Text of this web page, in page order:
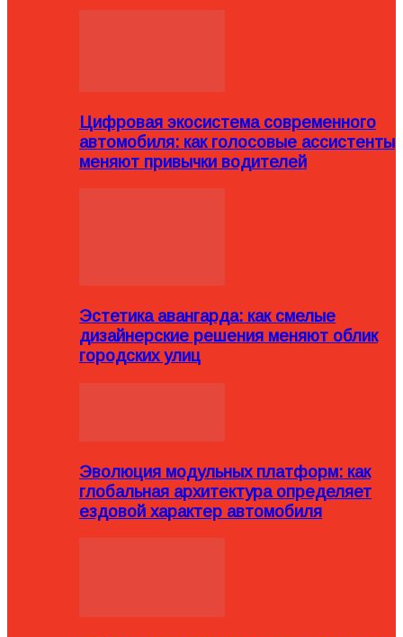
Цифровая экосистема современного
автомобиля: как голосовые ассистенты
меняют привычки водителей
Эстетика авангарда: как смелые
дизайнерские решения меняют облик
городских улиц
Эволюция модульных платформ: как
глобальная архитектура определяет
ездовой характер автомобиля